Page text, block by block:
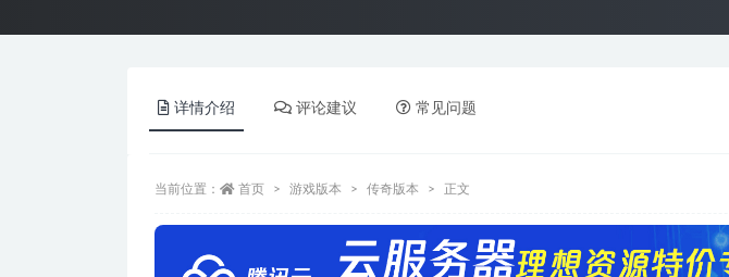
详情介绍 评论建议 常见问题
当前位置： 首页 游戏版本 传奇版本 正文